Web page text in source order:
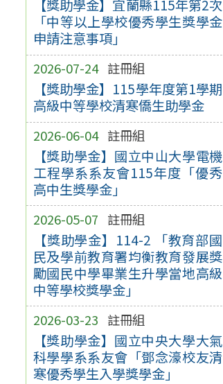
【獎助學金】宜蘭縣115年第2次
「中等以上學校優秀學生獎學金
申請注意事項」
2026-07-24 註冊組
【獎助學金】115學年度第1學期
高級中等學校清寒僑生助學金
2026-06-04 註冊組
【獎助學金】國立中山大學電機
工程學系系友會115年度「優秀
高中生獎學金」
2026-05-07 註冊組
【獎助學金】114-2 「教育部國
民及學前教育署均衡教育發展獎
勵國民中學畢業生升學當地高級
中等學校獎學金」
2026-03-23 註冊組
【獎助學金】國立中央大學大氣
科學學系系友會「鄧念濠校友清
寒優秀學生入學獎學金」